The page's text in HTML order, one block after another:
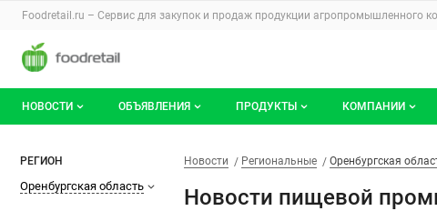
Раздел навигации по сайту foodretail.ru
Foodretail.ru – Сервис для закупок и продаж продукции агропромышленного
Авторизация и меню пользователя
Навигация по разделам сайта foodretail.ru
НОВОСТИ
Документы
ОБЪЯВЛЕНИЯ
Мои объявления
ПРОДУКТЫ КОМПАНИИ
Каталог
Новости пищевой
Фильтры
РЕГИОН
Оренбургская область
Разделы
Новости Региональные Оренбургская
Новости пищевой